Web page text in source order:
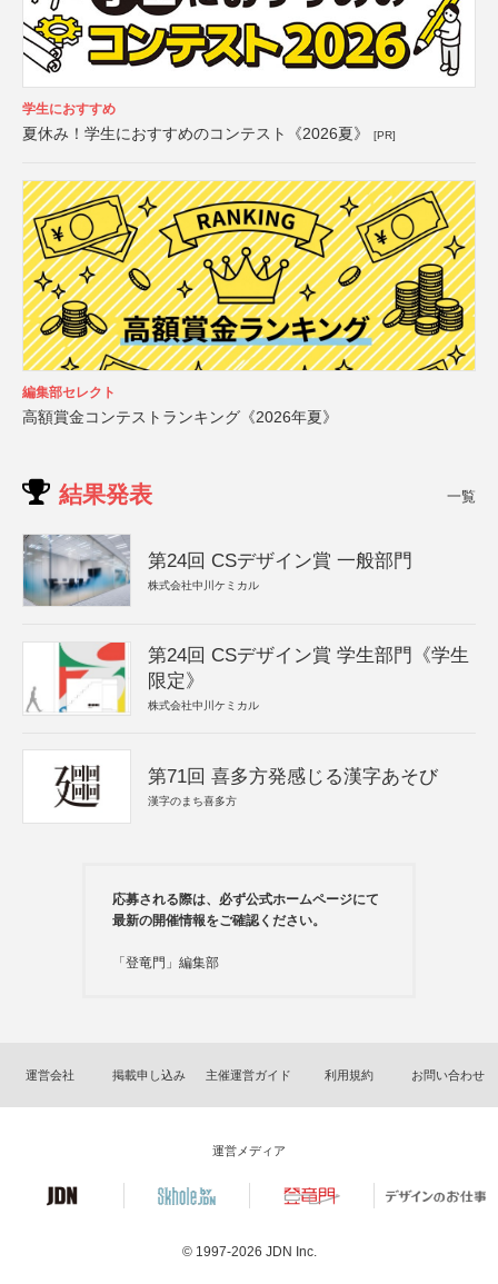
学生におすすめ
夏休み！学生におすすめのコンテスト《2026夏》 [PR]
編集部セレクト
高額賞金コンテストランキング《2026年夏》
結果発表 一覧
第24回 CSデザイン賞 一般部門
株式会社中川ケミカル
第24回 CSデザイン賞 学生部門《学生
限定》
株式会社中川ケミカル
第71回 喜多方発感じる漢字あそび
漢字のまち喜多方
応募される際は、必ず公式ホームページにて
最新の開催情報をご確認ください。
「登竜門」編集部
運営会社 掲載申し込み 主催運営ガイド 利用規約 お問い合わせ
運営メディア
© 1997-2026 JDN Inc.